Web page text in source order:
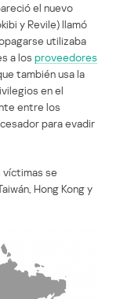
el nuevo
y Revile) llamó
utilizaba
a los proveedores
también usa la
en el
entre los
para evadir
víctimas se
Hong Kong y